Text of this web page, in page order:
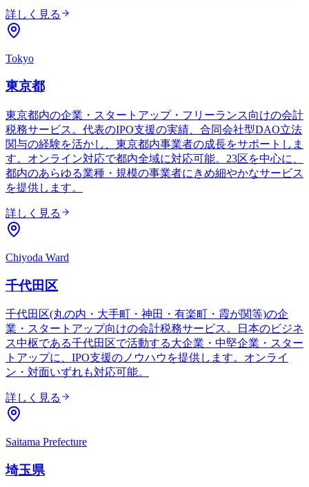
詳しく見る
Tokyo
東京都
東京都内の企業・スタートアップ・フリーランス向けの会計
税務サービス。代表のIPO支援の実績、合同会社型DAO立法
関与の経験を活かし、東京都内事業者の成長をサポートしま
す。オンライン対応で都内全域に対応可能。23区を中心に、
都内のあらゆる業種・規模の事業者にきめ細やかなサービス
を提供します。
詳しく見る
Chiyoda Ward
千代田区
千代田区(丸の内・大手町・神田・有楽町・霞が関等)の企
業・スタートアップ向けの会計税務サービス。日本のビジネ
ス中枢である千代田区で活動する大企業・中堅企業・スター
トアップに、IPO支援のノウハウを提供します。オンライ
ン・対面いずれも対応可能。
詳しく見る
Saitama Prefecture
埼玉県